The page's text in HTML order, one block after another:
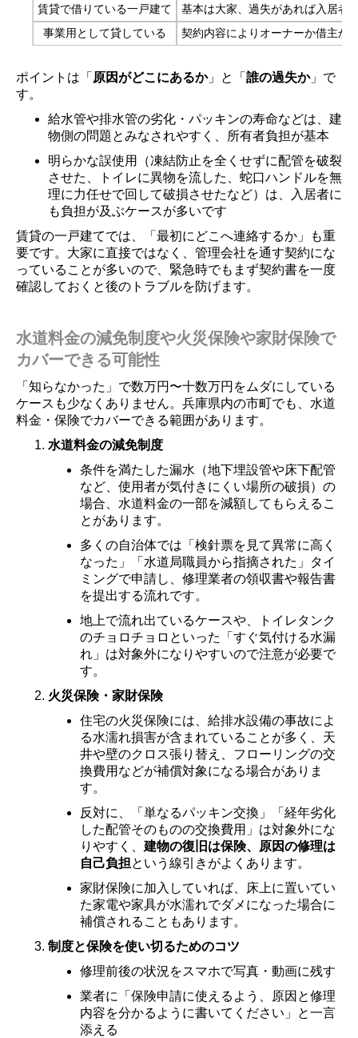
賃貸で借りている一戸建て
基本は大家、過失があれば入居者
事業用として貸している
契約内容によりオーナーか借主か
ポイントは「 原因がどこにあるか」と「 誰の過失か」で
す。
給水管や排水管の劣化・パッキンの寿命などは、建
物側の問題とみなされやすく、所有者負担が基本
明らかな誤使用（凍結防止を全くせずに配管を破裂
させた、トイレに異物を流した、蛇口ハンドルを無
理に力任せで回して破損させたなど）は、入居者に
も負担が及ぶケースが多いです
賃貸の一戸建てでは、「最初にどこへ連絡するか」も重
要です。大家に直接ではなく、管理会社を通す契約にな
っていることが多いので、緊急時でもまず契約書を一度
確認しておくと後のトラブルを防げます。
水道料金の減免制度や火災保険や家財保険で
カバーできる可能性
「知らなかった」で数万円〜十数万円をムダにしている
ケースも少なくありません。兵庫県内の市町でも、水道
料金・保険でカバーできる範囲があります。
水道料金の減免制度
条件を満たした漏水（地下埋設管や床下配管
など、使用者が気付きにくい場所の破損）の
場合、水道料金の一部を減額してもらえるこ
とがあります。
多くの自治体では「検針票を見て異常に高く
なった」「水道局職員から指摘された」タイ
ミングで申請し、修理業者の領収書や報告書
を提出する流れです。
地上で流れ出ているケースや、トイレタンク
のチョロチョロといった「すぐ気付ける水漏
れ」は対象外になりやすいので注意が必要で
す。
火災保険・家財保険
住宅の火災保険には、給排水設備の事故によ
る水濡れ損害が含まれていることが多く、天
井や壁のクロス張り替え、フローリングの交
換費用などが補償対象になる場合がありま
す。
反対に、「単なるパッキン交換」「経年劣化
した配管そのものの交換費用」は対象外にな
りやすく、 建物の復旧は保険、原因の修理は
自己負担という線引きがよくあります。
家財保険に加入していれば、床上に置いてい
た家電や家具が水濡れでダメになった場合に
補償されることもあります。
制度と保険を使い切るためのコツ
修理前後の状況をスマホで写真・動画に残す
業者に「保険申請に使えるよう、原因と修理
内容を分かるように書いてください」と一言
添える